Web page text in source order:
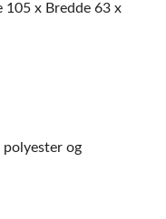
105 x Bredde 63 x
polyester og